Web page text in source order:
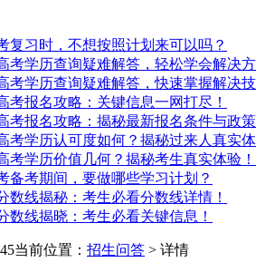
复习时，不想按照计划来可以吗？
考学历查询疑难解答，轻松学会解决方
考学历查询疑难解答，快速掌握解决技
考报名攻略：关键信息一网打尽！
考报名攻略：揭秘最新报名条件与政策
考学历认可度如何？揭秘过来人真实体
考学历价值几何？揭秘考生真实体验！
备考期间，要做哪些学习计划？
数线揭秘：考生必看分数线详情！
数线揭晓：考生必看关键信息！
当前位置： 招生问答 > 详情